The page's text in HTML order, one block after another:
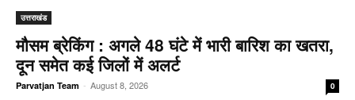
उत्तराखंड
मौसम ब्रेकिंग : अगले 48 घंटे में भारी बारिश का खतरा,
दून समेत कई जिलों में अलर्ट
Parvatjan Team - August 8, 2026 0